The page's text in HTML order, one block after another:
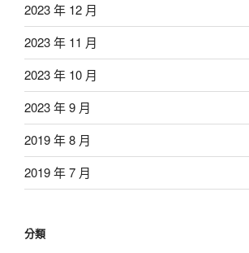
2023 年 12 月
2023 年 11 月
2023 年 10 月
2023 年 9 月
2019 年 8 月
2019 年 7 月
分類